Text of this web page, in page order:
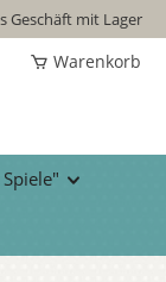
Geschäft mit Lager
Warenkorb